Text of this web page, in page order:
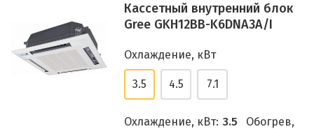
Кассетный внутренний блок
Gree GKH12BB-K6DNA3A/I
Охлаждение, кВт
3.5 4.5 7.1
Охлаждение, кВт: 3.5
Обогрев,